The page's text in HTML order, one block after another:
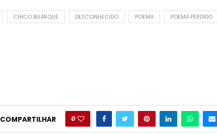
CHICO BUARQUE DESCONHECIDO POEMA POEMA PERDIDO
COMPARTILHAR 0